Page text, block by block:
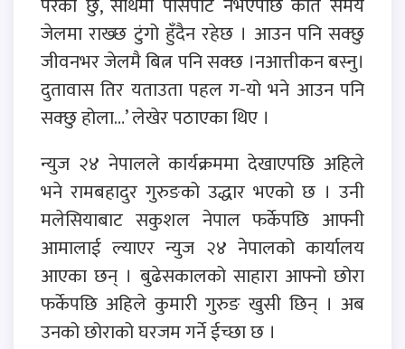
जेलमा राख्छ टुंगो हुँदैन रहेछ । आउन पनि सक्छु
जीवनभर जेलमै बित्न पनि सक्छ ।नआत्तीकन बस्नु।
दुतावास तिर यताउता पहल ग-यो भने आउन पनि
सक्छु होला…’ लेखेर पठाएका थिए ।
न्युज २४ नेपालले कार्यक्रममा देखाएपछि अहिले
भने रामबहादुर गुरुङको उद्धार भएको छ । उनी
मलेसियाबाट सकुशल नेपाल फर्केपछि आफ्नी
आमालाई ल्याएर न्युज २४ नेपालको कार्यालय
आएका छन् । बुढेसकालको साहारा आफ्नो छोरा
फर्केपछि अहिले कुमारी गुरुङ खुसी छिन् । अब
उनको छोराको घरजम गर्ने ईच्छा छ ।